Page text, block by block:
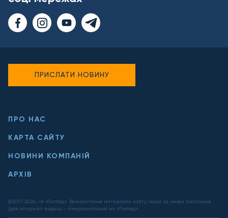
ПРО НАС
КАРТА САЙТУ
НОВИНИ КОМПАНІЙ
АРХІВ
@2017-2026- ІА «Погляд». Використання матеріалів сайту лише за умови посилання
(для інтернет-видань - гіперпосилання) на «Погляд».
ПРИСЛАТИ НОВИНУ